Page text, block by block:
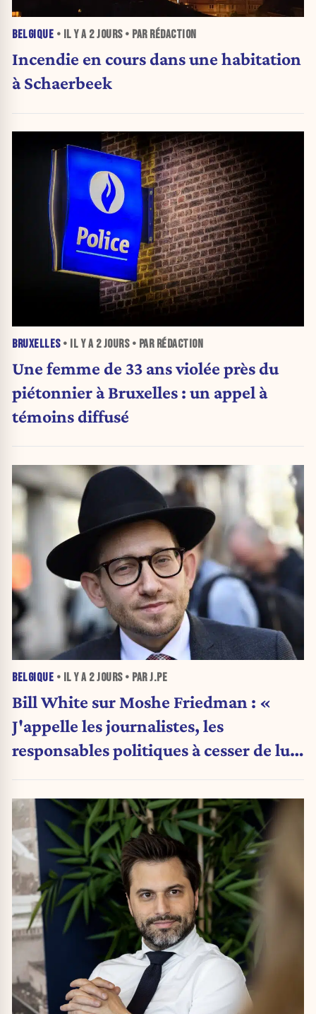
BELGIQUE • IL Y A 2 JOURS• PAR RÉDACTION
Incendie en cours dans une habitation
à Schaerbeek
BRUXELLES• IL Y A 2 JOURS• PAR RÉDACTION
Une femme de 33 ans violée près du
piétonnier à Bruxelles : un appel à
témoins diffusé
BELGIQUE • IL Y A 2 JOURS• PAR J.PE
Bill White sur Moshe Friedman : «
J'appelle les journalistes, les
responsables politiques à cesser de lui